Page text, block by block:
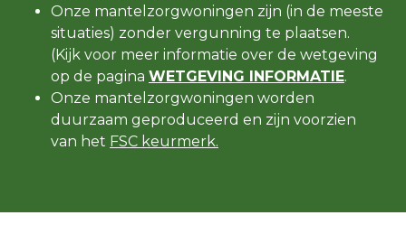
Onze mantelzorgwoningen zijn (in de meeste
situaties) zonder vergunning te plaatsen.
(Kijk voor meer informatie over de wetgeving
op de pagina WETGEVING INFORMATIE.
Onze mantelzorgwoningen worden
duurzaam geproduceerd en zijn voorzien
van het FSC keurmerk.